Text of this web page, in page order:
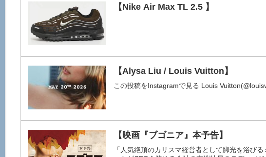
【Nike Air Max TL 2.5 】
【Alysa Liu / Louis Vuitton】
この投稿をInstagramで見る Louis
【映画『ブゴニア』本予告】
「人気絶頂のカリスマ経営者として脚光を浴び